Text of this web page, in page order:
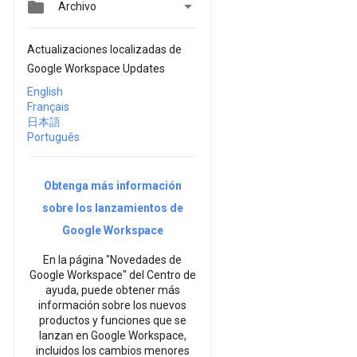
 Archivo 
Actualizaciones localizadas de
Google Workspace Updates
English
Français
日本語
Português
Obtenga más información
sobre los lanzamientos de
Google Workspace
En la página "Novedades de
Google Workspace" del Centro de
ayuda, puede obtener más
información sobre los nuevos
productos y funciones que se
lanzan en Google Workspace,
incluidos los cambios menores